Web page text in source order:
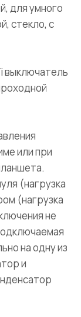
для умного
стекло, с
выключатель
или при
(нагрузка
(нагрузка
не
на одну из
и